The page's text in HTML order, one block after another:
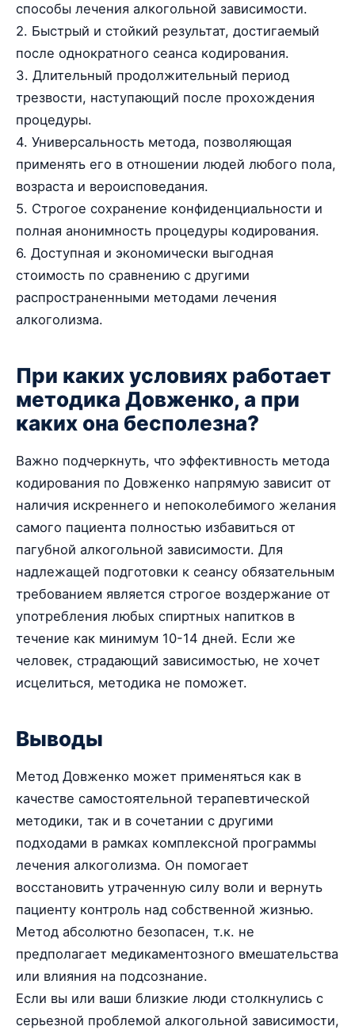
способы лечения алкогольной зависимости.
2. Быстрый и стойкий результат, достигаемый
после однократного сеанса кодирования.
3. Длительный продолжительный период
трезвости, наступающий после прохождения
процедуры.
4. Универсальность метода, позволяющая
применять его в отношении людей любого пола,
возраста и вероисповедания.
5. Строгое сохранение конфиденциальности и
полная анонимность процедуры кодирования.
6. Доступная и экономически выгодная
стоимость по сравнению с другими
распространенными методами лечения
алкоголизма.
При каких условиях работает
методика Довженко, а при
каких она бесполезна?
Важно подчеркнуть, что эффективность метода
кодирования по Довженко напрямую зависит от
наличия искреннего и непоколебимого желания
самого пациента полностью избавиться от
пагубной алкогольной зависимости. Для
надлежащей подготовки к сеансу обязательным
требованием является строгое воздержание от
употребления любых спиртных напитков в
течение как минимум 10-14 дней. Если же
человек, страдающий зависимостью, не хочет
исцелиться, методика не поможет.
Выводы
Метод Довженко может применяться как в
качестве самостоятельной терапевтической
методики, так и в сочетании с другими
подходами в рамках комплексной программы
лечения алкоголизма. Он помогает
восстановить утраченную силу воли и вернуть
пациенту контроль над собственной жизнью.
Метод абсолютно безопасен, т.к. не
предполагает медикаментозного вмешательства
или влияния на подсознание.
Если вы или ваши близкие люди столкнулись с
серьезной проблемой алкогольной зависимости,